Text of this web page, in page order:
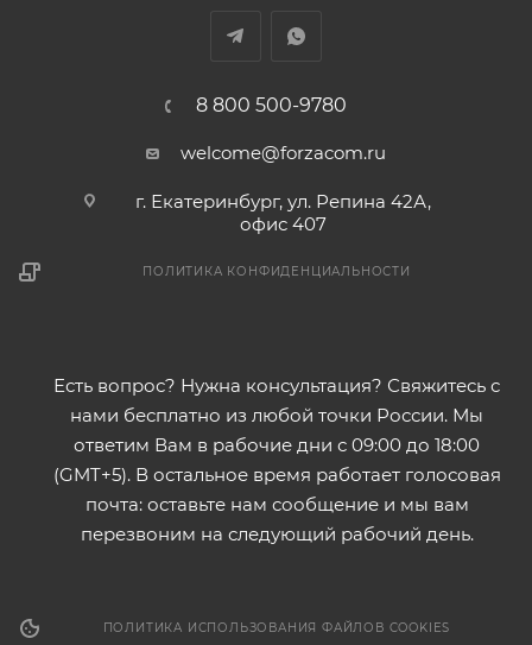
8 800 500-9780
welcome@forzacom.ru
г. Екатеринбург, ул. Репина 42А,
офис 407
ПОЛИТИКА КОНФИДЕНЦИАЛЬНОСТИ
Есть вопрос? Нужна консультация? Свяжитесь с
нами бесплатно из любой точки России. Мы
ответим Вам в рабочие дни с 09:00 до 18:00
(GMT+5). В остальное время работает голосовая
почта: оставьте нам сообщение и мы вам
перезвоним на следующий рабочий день.
ПОЛИТИКА ИСПОЛЬЗОВАНИЯ ФАЙЛОВ COOKIES